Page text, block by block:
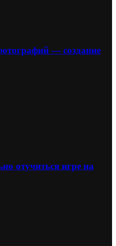
— создание
отучиться игре на